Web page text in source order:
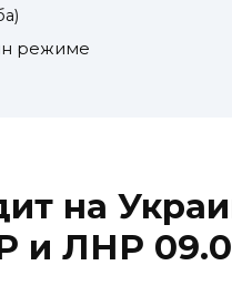
режиме
на
и ЛНР